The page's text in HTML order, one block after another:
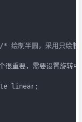
半圆，采用只绘制左
，需要设置旋转中心
linear;